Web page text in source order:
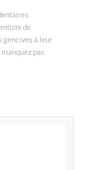
de
gencives à leur
pas